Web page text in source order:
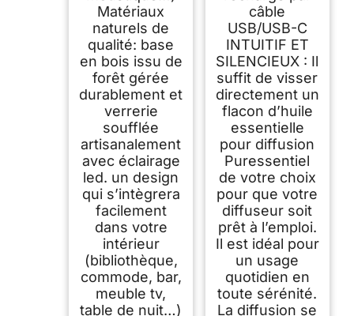
Matériaux
naturels de
qualité: base
en bois issu de
forêt gérée
durablement et
verrerie
soufflée
artisanalement
avec éclairage
led. un design
qui s’intègrera
facilement
dans votre
intérieur
(bibliothèque,
commode, bar,
meuble tv,
table de nuit…)
câble
USB/USB-C
INTUITIF ET
SILENCIEUX : Il
suffit de visser
directement un
flacon d’huile
essentielle
pour diffusion
Puressentiel
de votre choix
pour que votre
diffuseur soit
prêt à l’emploi.
Il est idéal pour
un usage
quotidien en
toute sérénité.
La diffusion se